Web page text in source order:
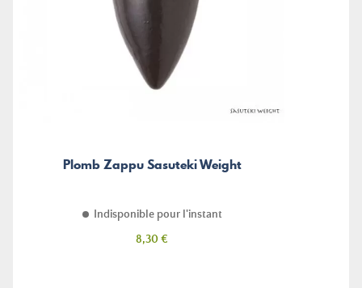
Plomb Zappu Sasuteki Weight
Indisponible pour l'instant
Prix
8,30 €